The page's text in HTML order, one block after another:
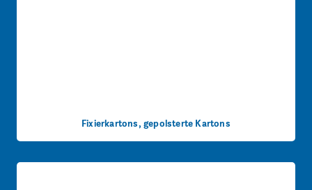
Fixierkartons, gepolsterte Kartons